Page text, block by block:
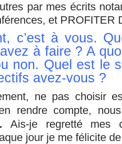
par mes écrits
et PROFITER
c’est à vous.
à faire ? A
non. Quel est le
avez-vous ?
ne pas choisir
rendre compte,
Ais-je regretté
jour je me félicite